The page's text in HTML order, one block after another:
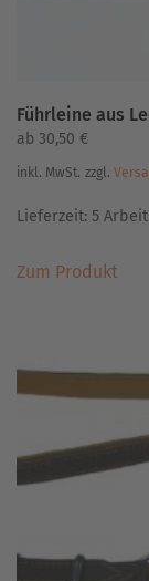
Führleine aus
ab 30,50 €
inkl. MwSt. zzgl.
Lieferzeit: 5
Zum Produkt
auf.